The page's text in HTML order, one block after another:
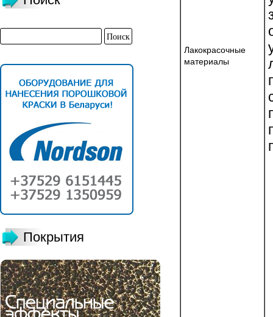
Покрытия
Лакокрасочные
материалы